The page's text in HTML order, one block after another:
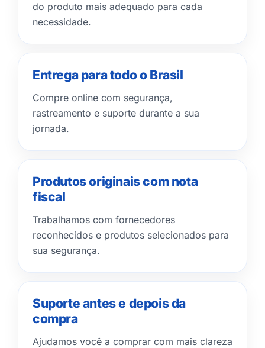
do produto mais adequado para cada
necessidade.
Entrega para todo o Brasil
Compre online com segurança,
rastreamento e suporte durante a sua
jornada.
Produtos originais com nota
fiscal
Trabalhamos com fornecedores
reconhecidos e produtos selecionados para
sua segurança.
Suporte antes e depois da
compra
Ajudamos você a comprar com mais clareza